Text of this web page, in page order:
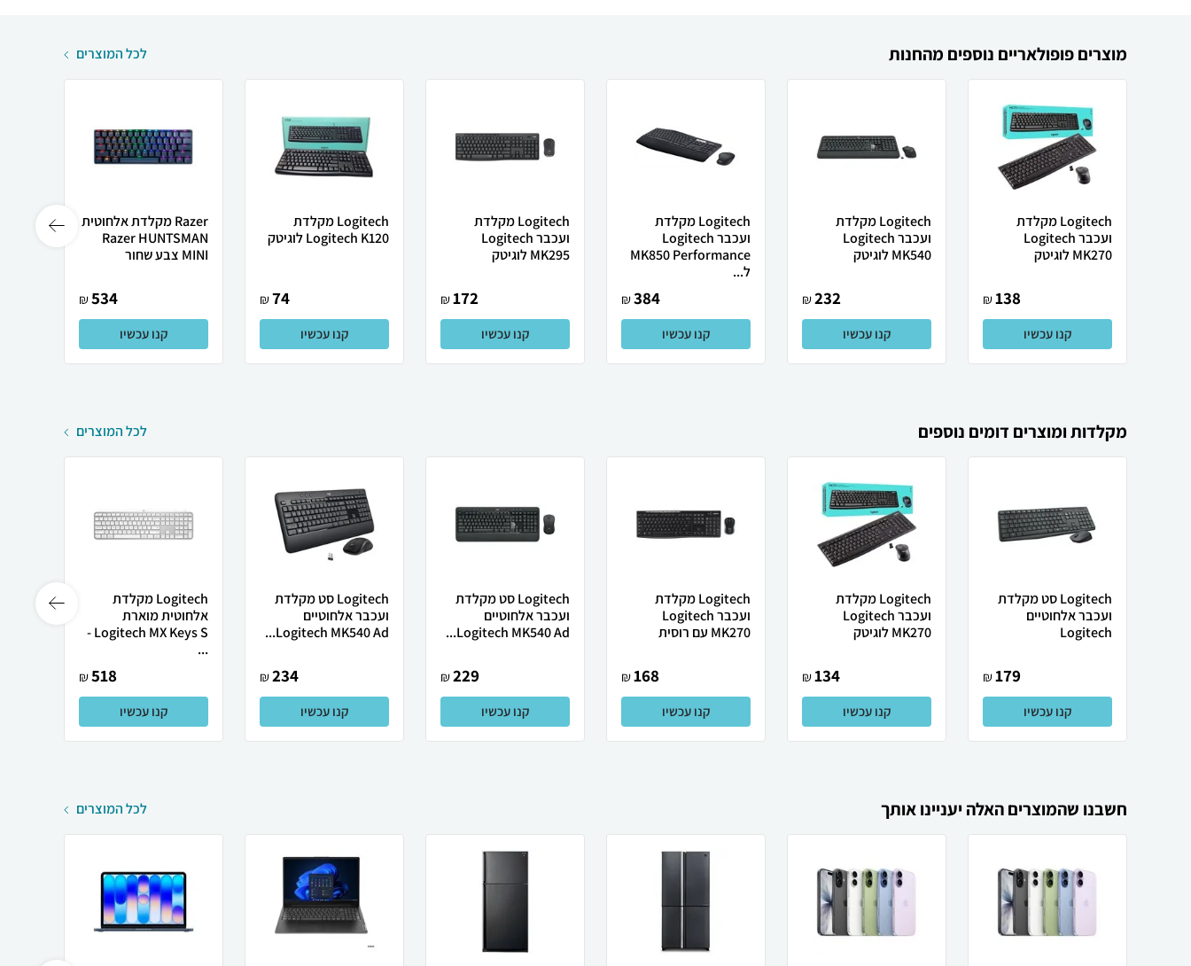
מוצרים פופולאריים נוספים מהחנות לכל המוצרים
Logitech ‏מקלדת
ועכבר Logitech
MK270 לוגיטק
138
₪
קנו עכשיו
Logitech ‏מקלדת
ועכבר Logitech
MK540 לוגיטק
232
₪
קנו עכשיו
Logitech ‏מקלדת
ועכבר Logitech
MK850 Performance
ל...
384
₪
קנו עכשיו
Logitech ‏מקלדת
ועכבר Logitech
MK295 לוגיטק
172
₪
קנו עכשיו
Logitech ‏מקלדת
Logitech K120 לוגיטק
74
₪
קנו עכשיו
Razer מקלדת אלחוטית
Razer HUNTSMAN
MINI צבע שחור
534
₪
קנו עכשיו
מקלדות ומוצרים דומים נוספים לכל המוצרים
Logitech סט מקלדת
ועכבר אלחוטיים
Logitech
179
₪
קנו עכשיו
Logitech ‏מקלדת
ועכבר Logitech
MK270 לוגיטק
134
₪
קנו עכשיו
Logitech מקלדת
ועכבר Logitech
MK270 עם רוסית
168
₪
קנו עכשיו
Logitech סט מקלדת
ועכבר אלחוטיים
Logitech MK540 Ad...
229
₪
קנו עכשיו
Logitech סט מקלדת
ועכבר אלחוטיים
Logitech MK540 Ad...
234
₪
קנו עכשיו
Logitech מקלדת
אלחוטית מוארת
Logitech MX Keys S -
...
518
₪
קנו עכשיו
חשבנו שהמוצרים האלה יעניינו אותך לכל המוצרים